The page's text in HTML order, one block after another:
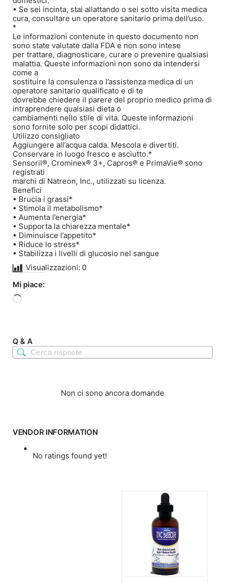
• Se sei incinta, stai allattando o sei sotto visita medica
cura, consultare un operatore sanitario prima dell’uso.
*
Le informazioni contenute in questo documento non
sono state valutate dalla FDA e non sono intese
per trattare, diagnosticare, curare o prevenire qualsiasi
malattia. Queste informazioni non sono da intendersi
come a
sostituire la consulenza o l’assistenza medica di un
operatore sanitario qualificato e di te
dovrebbe chiedere il parere del proprio medico prima di
intraprendere qualsiasi dieta o
cambiamenti nello stile di vita. Queste informazioni
sono fornite solo per scopi didattici.
Utilizzo consigliato
Aggiungere all’acqua calda. Mescola e divertiti.
Conservare in luogo fresco e asciutto.*
Sensoril®, Crominex® 3+, Capros® e PrimaVie® sono
registrati
marchi di Natreon, Inc., utilizzati su licenza.
Benefici
• Brucia i grassi*
• Stimola il metabolismo*
• Aumenta l’energia*
• Supporta la chiarezza mentale*
• Diminuisce l’appetito*
• Riduce lo stress*
• Stabilizza i livelli di glucosio nel sangue
Visualizzazioni: 0
Mi piace:
Caricamento
Q & A
Non ci sono ancora domande
VENDOR INFORMATION
No ratings found yet!